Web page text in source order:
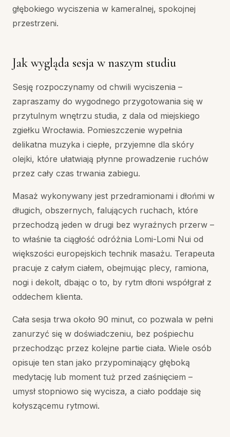
głębokiego wyciszenia w kameralnej, spokojnej
przestrzeni.
Jak wygląda sesja w naszym studiu
Sesję rozpoczynamy od chwili wyciszenia –
zapraszamy do wygodnego przygotowania się w
przytulnym wnętrzu studia, z dala od miejskiego
zgiełku Wrocławia. Pomieszczenie wypełnia
delikatna muzyka i ciepłe, przyjemne dla skóry
olejki, które ułatwiają płynne prowadzenie ruchów
przez cały czas trwania zabiegu.
Masaż wykonywany jest przedramionami i dłońmi w
długich, obszernych, falujących ruchach, które
przechodzą jeden w drugi bez wyraźnych przerw –
to właśnie ta ciągłość odróżnia Lomi-Lomi Nui od
większości europejskich technik masażu. Terapeuta
pracuje z całym ciałem, obejmując plecy, ramiona,
nogi i dekolt, dbając o to, by rytm dłoni współgrał z
oddechem klienta.
Cała sesja trwa około 90 minut, co pozwala w pełni
zanurzyć się w doświadczeniu, bez pośpiechu
przechodząc przez kolejne partie ciała. Wiele osób
opisuje ten stan jako przypominający głęboką
medytację lub moment tuż przed zaśnięciem –
umysł stopniowo się wycisza, a ciało poddaje się
kołyszącemu rytmowi.